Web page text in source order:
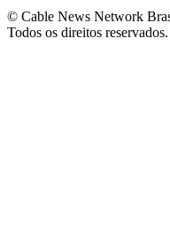
© Cable News Network
Todos os direitos reservados.